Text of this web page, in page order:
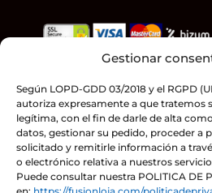
Gestionar
Según LOPD-GDD 03/2018 y el RGPD
autoriza expresamente a que tratemos
legítima, con el fin de darle de alta
datos, gestionar su pedido, proceder a
solicitado y remitirle información a
o electrónico relativa a nuestros
Puede consultar nuestra POLITICA DE
958 32 21 12–
C/ Granada 19. Loja
HORARIO
Lunes a domingo:
Mañana de 12:00 a 16:00h
Tarde de 20:00 a 00:00h